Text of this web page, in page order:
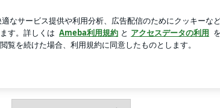
ッピング
画像一覧 動画一覧